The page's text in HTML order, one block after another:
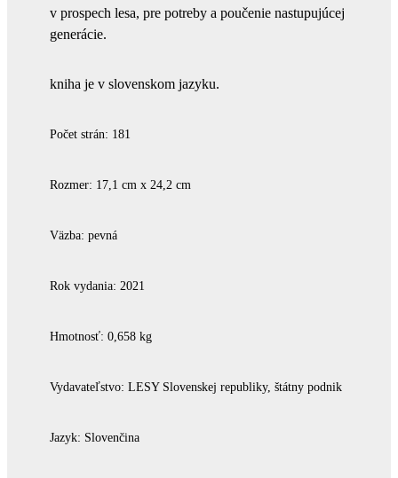
v prospech lesa, pre potreby a poučenie nastupujúcej
generácie.
kniha je v slovenskom jazyku.
Počet strán: 181
Rozmer: 17,1 cm x 24,2 cm
Väzba: pevná
Rok vydania: 2021
Hmotnosť: 0,658 kg
Vydavateľstvo: LESY Slovenskej republiky, štátny podnik
Jazyk: Slovenčina